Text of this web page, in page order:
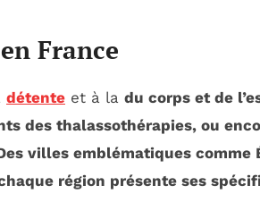
France
détente et à la du corps et de
des thalassothérapies, ou
villes emblématiques comme
région présente ses